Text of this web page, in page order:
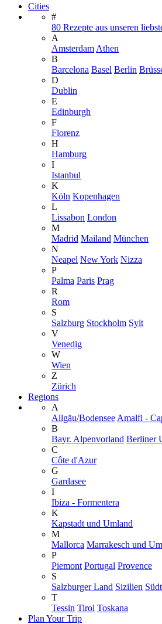
Cities
#
80 Rezepte aus unseren
A
Amsterdam Athen
B
Barcelona Basel Berlin
D
Dublin
E
Edinburgh
F
Florenz
H
Hamburg
I
Istanbul
K
Köln Kopenhagen
L
Lissabon London
M
Madrid Mailand München
N
Neapel New York Nizza
P
Palma Paris Prag
R
Rom
S
Salzburg Stockholm Sylt
V
Venedig
W
Wien
Z
Zürich
Regions
A
Allgäu/Bodensee Amalfi -
B
Bayr. Alpenvorland Berliner
C
Côte d'Azur
G
Gardasee
I
Ibiza - Formentera
K
Kapstadt und Umland
M
Mallorca Marrakesch und
P
Piemont Portugal Provence
S
Salzburger Land Sizilien
T
Tessin Tirol Toskana
Plan Your Trip